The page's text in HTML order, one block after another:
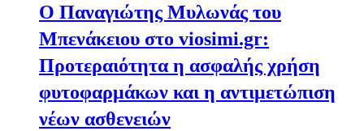
Ο Παναγιώτης Μυλωνάς του
Μπενάκειου στο viosimi.gr:
Προτεραιότητα η ασφαλής χρήση
φυτοφαρμάκων και η αντιμετώπιση
νέων ασθενειών